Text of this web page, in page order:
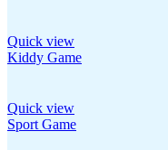
Quick view
Kiddy Game
Quick view
Sport Game